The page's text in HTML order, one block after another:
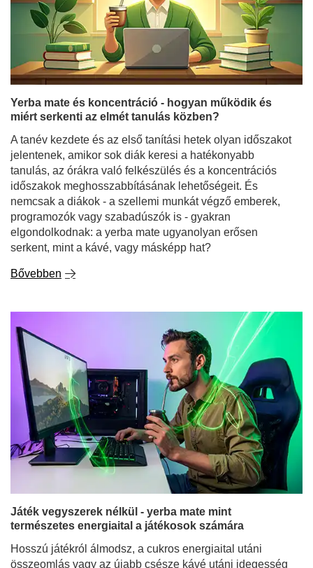
Yerba mate és koncentráció - hogyan működik és
miért serkenti az elmét tanulás közben?
A tanév kezdete és az első tanítási hetek olyan időszakot
jelentenek, amikor sok diák keresi a hatékonyabb
tanulás, az órákra való felkészülés és a koncentrációs
időszakok meghosszabbításának lehetőségeit. És
nemcsak a diákok - a szellemi munkát végző emberek,
programozók vagy szabadúszók is - gyakran
elgondolkodnak: a yerba mate ugyanolyan erősen
serkent, mint a kávé, vagy másképp hat?
Bővebben
Játék vegyszerek nélkül - yerba mate mint
természetes energiaital a játékosok számára
Hosszú játékról álmodsz, a cukros energiaital utáni
összeomlás vagy az újabb csésze kávé utáni idegesség
nélkül? Egyre több játékos fedezi fel, hogy az egyenletes
energia, az élesebb reflexek és a jobb összpontosítás
titka az Ilex paraguariensis fa szárított leveleiben rejlik.
Igen - a yerba mate-ről beszélünk, arról az italról, amely